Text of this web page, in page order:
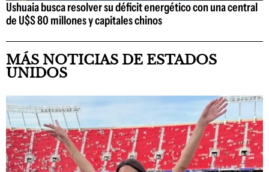
Ushuaia busca resolver su déficit energético con una central
de U$S 80 millones y capitales chinos
MÁS NOTICIAS DE ESTADOS
UNIDOS